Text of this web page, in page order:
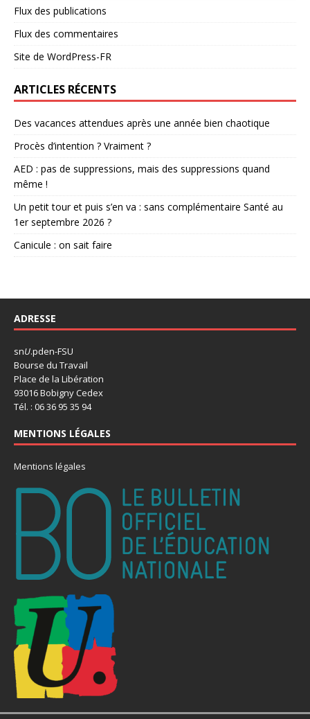
Flux des publications
Flux des commentaires
Site de WordPress-FR
ARTICLES RÉCENTS
Des vacances attendues après une année bien chaotique
Procès d’intention ? Vraiment ?
AED : pas de suppressions, mais des suppressions quand
même !
Un petit tour et puis s’en va : sans complémentaire Santé au
1er septembre 2026 ?
Canicule : on sait faire
ADRESSE
snU.pden-FSU
Bourse du Travail
Place de la Libération
93016 Bobigny Cedex
Tél. : 06 36 95 35 94
MENTIONS LÉGALES
Mentions légales